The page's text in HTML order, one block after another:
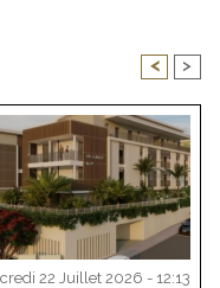
< >
22 Juillet 2026 - 12:13